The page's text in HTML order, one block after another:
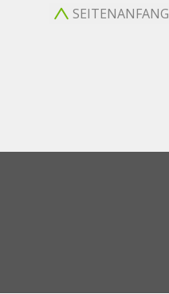
SEITENANFANG